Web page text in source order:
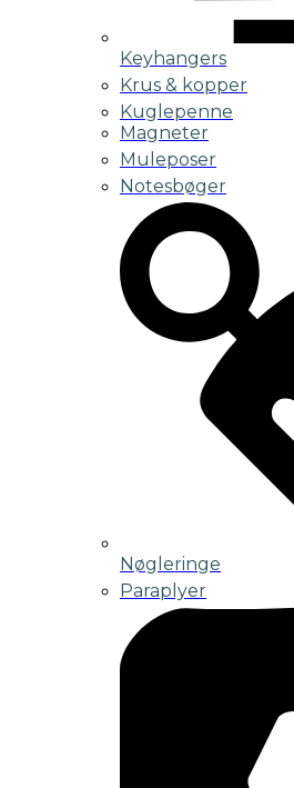
Keyhangers
Krus & kopper
Kuglepenne
Magneter
Muleposer
Notesbøger
Nøgleringe
Paraplyer